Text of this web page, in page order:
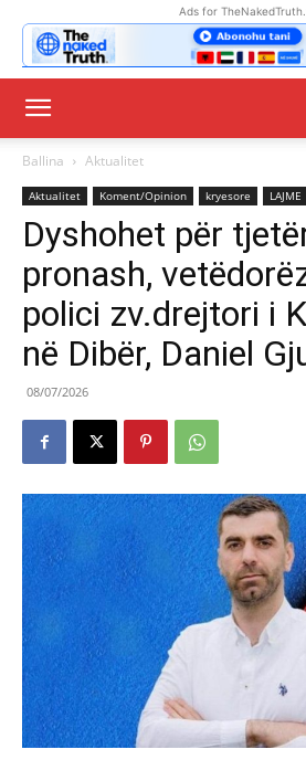
Ads for
Ballina Aktualitet
Aktualitet Koment/Opinion kryesore LAJME
Dyshohet për
pronash,
polici zv.drejtori i
në Dibër, Daniel
08/07/2026